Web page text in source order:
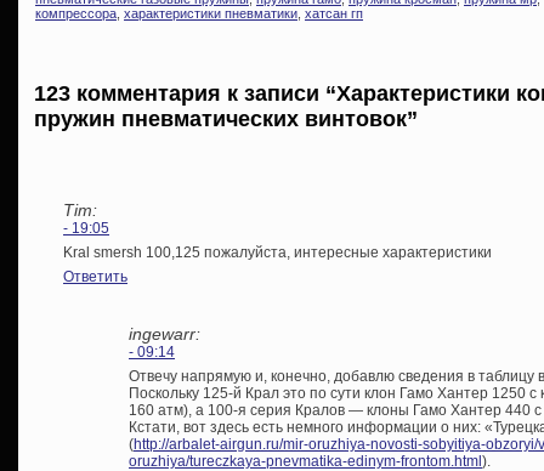
компрессора характеристики пневматики хатсан гп
123 комментария к записи “Характеристики
пружин пневматических винтовок”
Tim:
- 19:05
Kral smersh 100,125 пожалуйста, интересные характеристики
Ответить
ingewarr:
- 09:14
Отвечу напрямую и, конечно, добавлю сведения в таблицу
Поскольку 125-й Крал это по сути клон Гамо Хантер 1250
160 атм), а 100-я серия Кралов — клоны Гамо Хантер 440
Кстати, вот здесь есть немного информации о них:
(http://arbalet-airgun.ru/mir-oruzhiya-novosti-sobyitiya-
oruzhiya/tureczkaya-pnevmatika-edinym-frontom.html).